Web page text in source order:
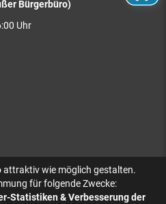
Bürgerbüro)
Uhr
attraktiv wie möglich gestalten.
für folgende Zwecke:
Statistiken & Verbesserung der